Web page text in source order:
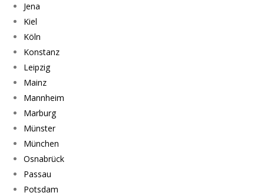
Jena
Kiel
Köln
Konstanz
Leipzig
Mainz
Mannheim
Marburg
Münster
München
Osnabrück
Passau
Potsdam